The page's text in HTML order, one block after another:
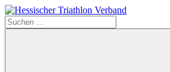
Zum
Inhalt
springen
Hessischer
Suchen
nach: